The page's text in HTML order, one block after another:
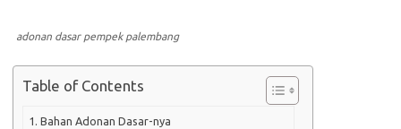
adonan dasar pempek palembang
Table of Contents
Bahan Adonan Dasar-nya